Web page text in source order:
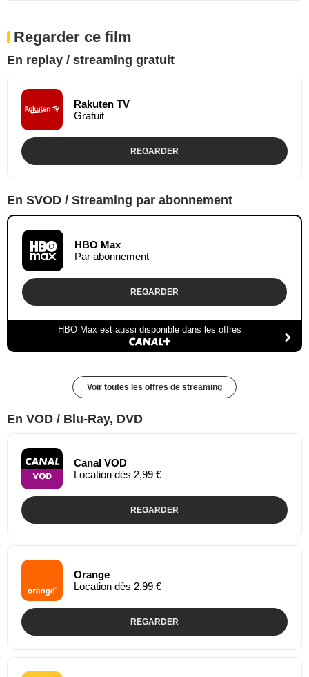
Regarder ce film
En replay / streaming gratuit
Rakuten TV
Gratuit
REGARDER
En SVOD / Streaming par abonnement
HBO Max
Par abonnement
REGARDER
HBO Max est aussi disponible dans les offres
Voir toutes les offres de streaming
En VOD / Blu-Ray, DVD
Canal VOD
Location dès 2,99 €
REGARDER
Orange
Location dès 2,99 €
REGARDER